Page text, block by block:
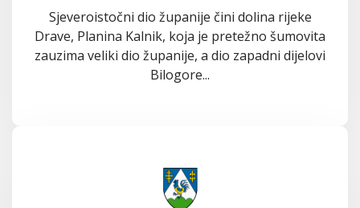
Sjeveroistočni dio županije čini dolina rijeke
Drave, Planina Kalnik, koja je pretežno šumovita
zauzima veliki dio županije, a dio zapadni dijelovi
Bilogore...